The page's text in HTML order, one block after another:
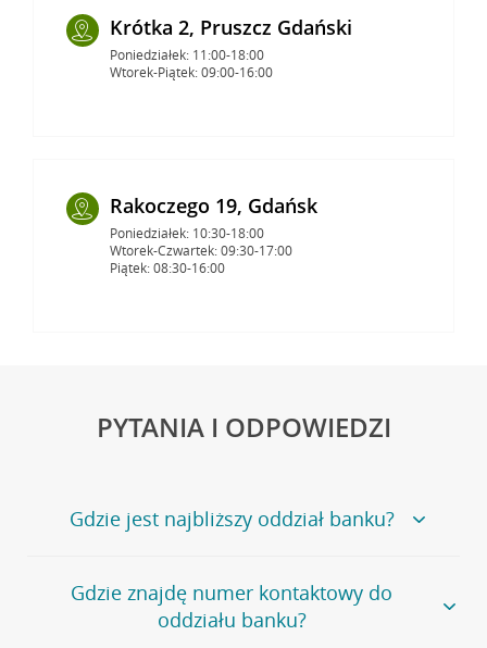
Krótka 2, Pruszcz Gdański
Poniedziałek: 11:00-18:00
Wtorek-Piątek: 09:00-16:00
Rakoczego 19, Gdańsk
Poniedziałek: 10:30-18:00
Wtorek-Czwartek: 09:30-17:00
Piątek: 08:30-16:00
PYTANIA I ODPOWIEDZI
Gdzie jest najbliższy oddział banku?
Jeśli szukasz oddziału naszego banku, zapraszamy na
stronęPlacówki i bankomaty, na której znajduje się
wygodna wyszukiwarka.
Gdzie znajdę numer kontaktowy do
oddziału banku?